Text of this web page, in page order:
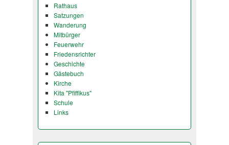
Rathaus
Satzungen
Wanderung
Mitbürger
Feuerwehr
Friedensrichter
Geschichte
Gästebuch
Kirche
Kita "Pfiffikus"
Schule
Links